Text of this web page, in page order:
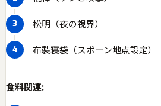
松明（夜の視界）
布製寝袋（スポーン地点設定）
食料関連: